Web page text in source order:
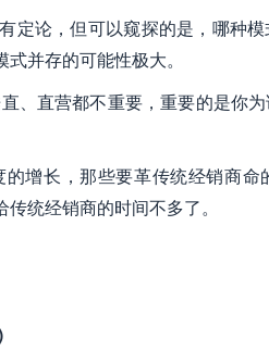
定论，但可以窥探的是，哪种
并存的可能性极大。
、直营都不重要，重要的是你
增长，那些要革传统经销商
统经销商的时间不多了。